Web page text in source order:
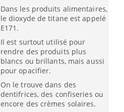
Dans les produits alimentaires,
le dioxyde de titane est appelé
E171.
Il est surtout utilisé pour
rendre des produits plus
blancs ou brillants, mais aussi
pour opacifier.
On le trouve dans des
dentifrices, des confiseries ou
encore des crèmes solaires.